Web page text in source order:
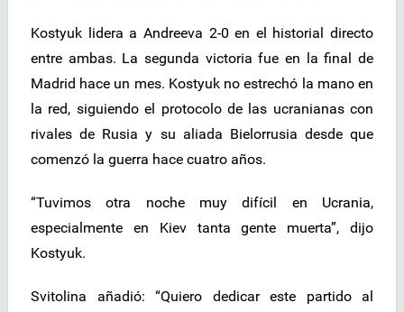
Kostyuk lidera a Andreeva 2-0 en el historial directo
entre ambas. La segunda victoria fue en la final de
Madrid hace un mes. Kostyuk no estrechó la mano en
la red, siguiendo el protocolo de las ucranianas con
rivales de Rusia y su aliada Bielorrusia desde que
comenzó la guerra hace cuatro años.
“Tuvimos otra noche muy difícil en Ucrania,
especialmente en Kiev tanta gente muerta”, dijo
Kostyuk.
Svitolina añadió: “Quiero dedicar este partido al